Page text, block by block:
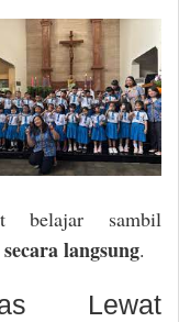
belajar sambil
langsung.
Lewat